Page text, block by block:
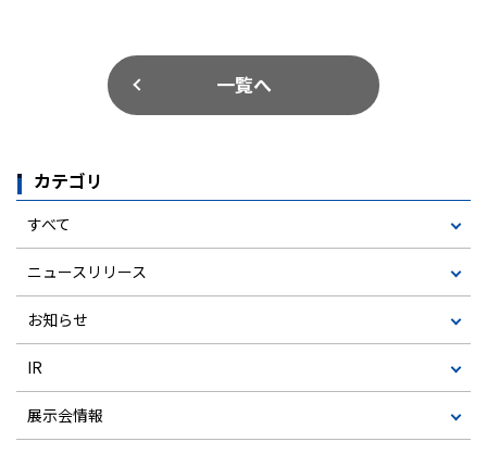
一覧へ
カテゴリ
すべて
ニュースリリース
お知らせ
IR
展示会情報